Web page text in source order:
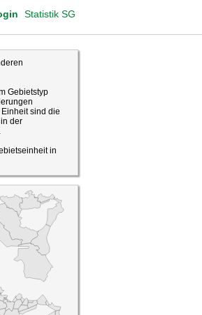
Statistik SG
Gebietstyp
sind die
der
in